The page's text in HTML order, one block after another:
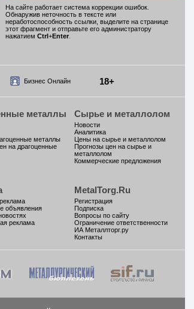
На сайте работает система коррекции ошибок.
Обнаружив неточность в тексте или
неработоспособность ссылки, выделите на странице
этот фрагмент и отправьте его администратору
нажатием Ctrl +Enter.
Бизнес Онлайн 18+
металлы
металлы
на драгоценные
Сырье и металлолом
Новости
Аналитика
Цены на сырье и металлолом
Прогнозы цен на сырье и
металлолом
Коммерческие предложения
объявления
реклама
MetalTorg.Ru
Регистрация
Подписка
Вопросы по сайту
Ограничение ответственности
ИА Металлторг.ру
Контакты